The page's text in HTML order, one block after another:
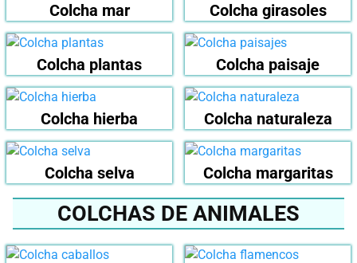
Colcha mar Colcha girasoles
Colcha plantas Colcha paisaje
Colcha hierba Colcha naturaleza
Colcha selva Colcha margaritas
COLCHAS DE ANIMALES